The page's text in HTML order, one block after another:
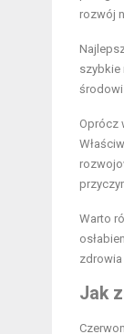
rozwój
szybkie
Oprócz
Warto
zdrowia
Jak